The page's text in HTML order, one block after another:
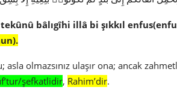
bâlıgîhi illâ bi şıkkıl
asla olmazsınız ulaşır ona; ancak
şefkatlidir, Rahim’dir.